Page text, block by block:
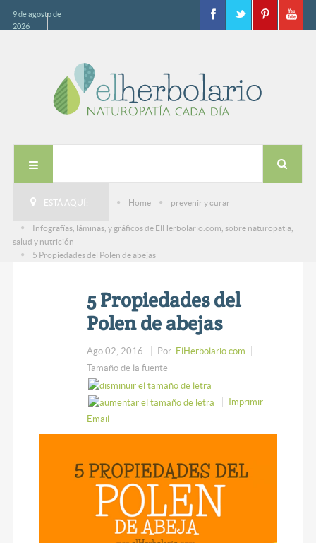
9 de agosto de
2026
ESTÁ AQUÍ: Home prevenir y curar
Infografías, láminas, y gráficos de ElHerbolario.com, sobre naturopatia,
salud y nutrición
5 Propiedades del Polen de abejas
5 Propiedades del
Polen de abejas
Ago 02, 2016 Por ElHerbolario.com
Tamaño de la fuente
Imprimir
Email